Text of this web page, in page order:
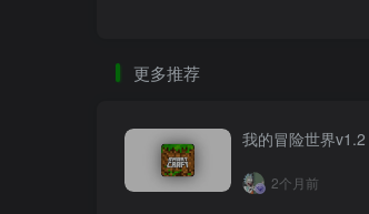
更多推荐
我的冒险世界v1.2
2个月前